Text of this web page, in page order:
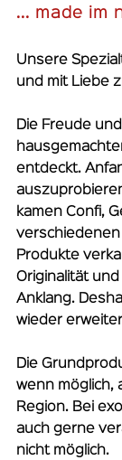
... made im
Unsere
und mit Liebe
Die Freude
entdeckt.
kamen Confi,
verschiedenen
Produkte
Originalität
Anklang.
wieder
Die
wenn möglich,
Region. Bei
auch gerne
nicht möglich.